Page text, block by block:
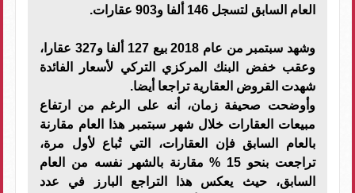
العام السابق لتسجل 146 ألفا و903 عقارات.
وشهد سبتمبر من عام 2018 بيع 127 ألفا و327 عقارا،
وعقب خفض البنك المركزي التركي لأسعار الفائدة
شهدت القروض العقارية تراجعا أيضا.
وأوضحت صحيفة زمان، أنه على الرغم من ارتفاع
مبيعات العقارات خلال شهر سبتمبر هذا العام مقارنة
بالعام السابق فإن العقارات، التي تُباع لأول مرة،
تراجعت بنحو 15 % مقارنة بالشهر نفسه من العام
السابق، حيث يعكس هذا التراجع البارز في عدد